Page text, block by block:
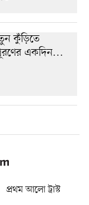
প্রথম আলো ট্রাস্ট